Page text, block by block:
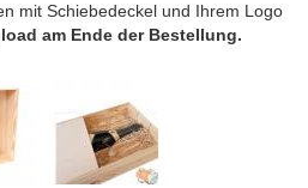
mit Schiebedeckel und Ihrem Logo
am Ende der Bestellung.